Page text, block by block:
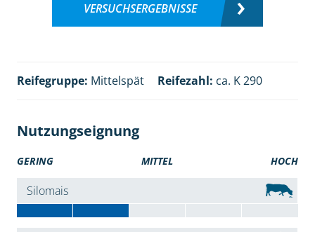
VERSUCHSERGEBNISSE
Reifegruppe: Mittelspät Reifezahl: ca. K 290
Nutzungseignung
GERING MITTEL HOCH
Silomais